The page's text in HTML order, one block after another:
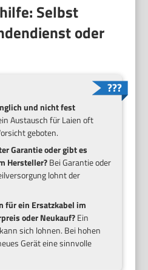
Selbst
oder
und nicht fest
Austausch für Laien oft
geboten.
Garantie oder gibt es
Hersteller?Bei Garantie oder
lohnt der
für ein Ersatzkabel im
oder Neukauf?Ein
sich lohnen. Bei hohen
Gerät eine sinnvolle